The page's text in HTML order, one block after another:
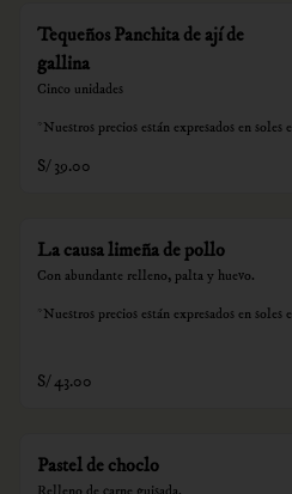
Tequeños Panchita de ají de
gallina
Cinco unidades
*Nuestros precios están expresados en soles e
consumo.
S/ 39.00
La causa limeña de pollo
Con abundante relleno, palta y huevo.
*Nuestros precios están expresados en soles e
S/ 43.00
Pastel de choclo